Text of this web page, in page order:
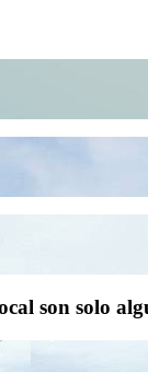
son solo